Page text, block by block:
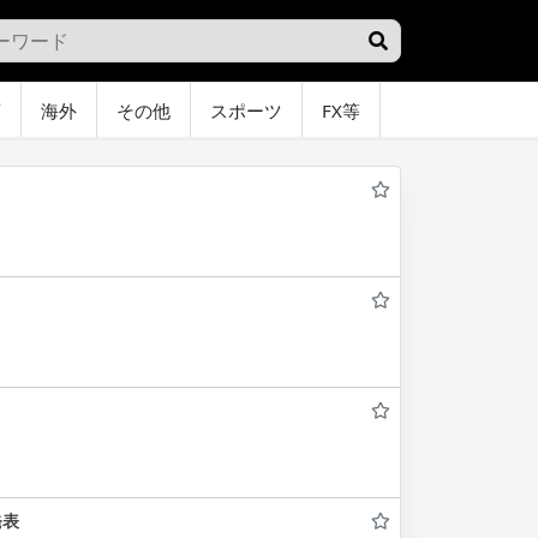
海外 その他 スポーツ FX等